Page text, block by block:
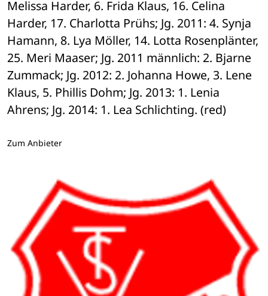
Melissa Harder, 6. Frida Klaus, 16. Celina
Harder, 17. Charlotta Prühs; Jg. 2011: 4. Synja
Hamann, 8. Lya Möller, 14. Lotta Rosenplänter,
25. Meri Maaser; Jg. 2011 männlich: 2. Bjarne
Zummack; Jg. 2012: 2. Johanna Howe, 3. Lene
Klaus, 5. Phillis Dohm; Jg. 2013: 1. Lenia
Ahrens; Jg. 2014: 1. Lea Schlichting. (red)
Zum Anbieter